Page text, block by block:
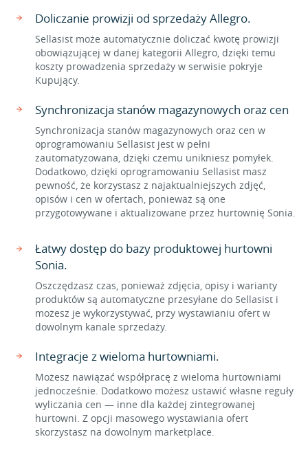
Doliczanie prowizji od sprzedaży Allegro.
Sellasist może automatycznie doliczać kwotę prowizji
obowiązującej w danej kategorii Allegro, dzięki temu
koszty prowadzenia sprzedaży w serwisie pokryje
Kupujący.
Synchronizacja stanów magazynowych oraz cen
Synchronizacja stanów magazynowych oraz cen w
oprogramowaniu Sellasist jest w pełni
zautomatyzowana, dzięki czemu unikniesz pomyłek.
Dodatkowo, dzięki oprogramowaniu Sellasist masz
pewność, że korzystasz z najaktualniejszych zdjęć,
opisów i cen w ofertach, ponieważ są one
przygotowywane i aktualizowane przez hurtownię Sonia.
Łatwy dostęp do bazy produktowej hurtowni
Sonia.
Oszczędzasz czas, ponieważ zdjęcia, opisy i warianty
produktów są automatyczne przesyłane do Sellasist i
możesz je wykorzystywać, przy wystawianiu ofert w
dowolnym kanale sprzedaży.
Integracje z wieloma hurtowniami.
Możesz nawiązać współpracę z wieloma hurtowniami
jednocześnie. Dodatkowo możesz ustawić własne reguły
wyliczania cen — inne dla każdej zintegrowanej
hurtowni. Z opcji masowego wystawiania ofert
skorzystasz na dowolnym marketplace.